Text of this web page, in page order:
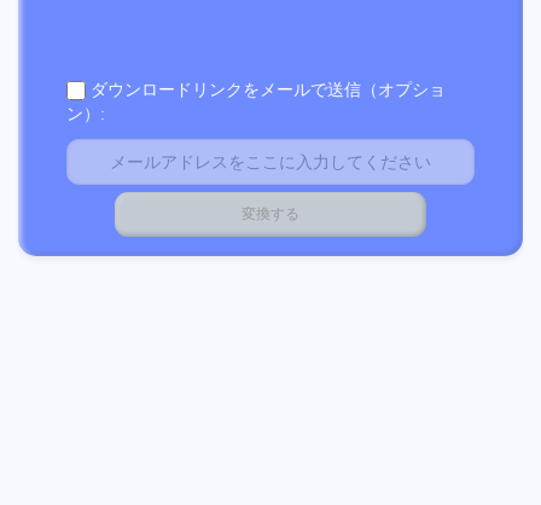
ダウンロードリンクをメールで送信（オプショ
ン）: